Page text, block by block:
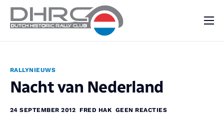
Vraag & Aanbod
RALLYNIEUWS
Nacht van Nederland
24 SEPTEMBER 2012 FRED HAK GEEN REACTIES